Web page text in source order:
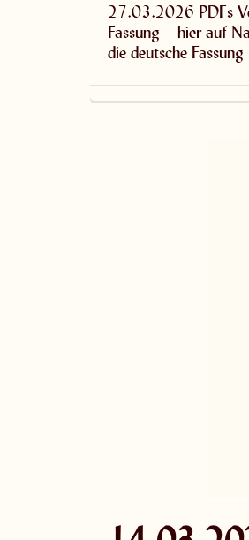
27.03.2026 PDFs
Fassung – hier auf
die deutsche